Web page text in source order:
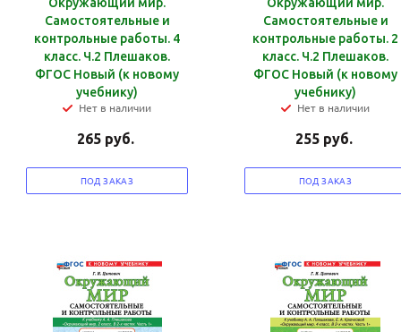
Самостоятельные и
контрольные работы. 4
класс. Ч.2 Плешаков.
ФГОС Новый (к новому
учебнику)
Нет в наличии
265руб.
ПОД ЗАКАЗ
Самостоятельные и
контрольные работы. 2
класс. Ч.2 Плешаков.
ФГОС Новый (к новому
учебнику)
Нет в наличии
255руб.
ПОД ЗАКАЗ